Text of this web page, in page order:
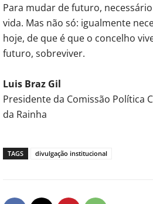
Para mudar de futuro,
vida. Mas não só: igualmente
hoje, de que é que o concelho
futuro, sobreviver.
Luis Braz Gil
Presidente da Comissão Política
da Rainha
TAGS divulgação institucional